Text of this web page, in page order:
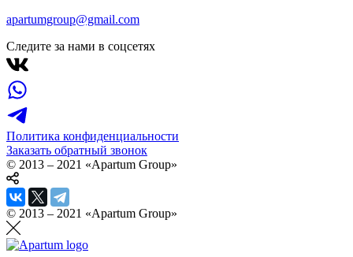
apartumgroup@gmail.com
Следите за нами в соцсетях
Политика конфиденциальности
Заказать обратный звонок
© 2013 – 2021 «Apartum Group»
© 2013 – 2021 «Apartum Group»